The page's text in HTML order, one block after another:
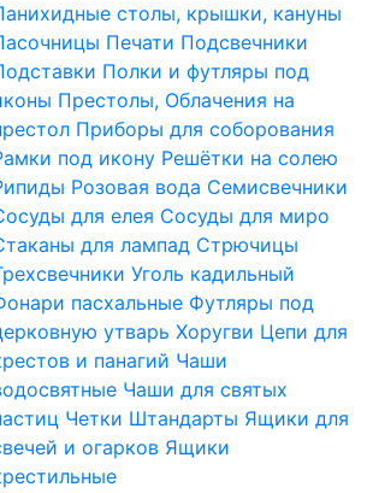
столы, крышки, кануны
Печати Подсвечники
Полки и футляры под
Престолы, Облачения на
Приборы для соборования
под икону Решётки на солею
Розовая вода Семисвечники
для елея Сосуды для миро
для лампад Стрючицы
Уголь кадильный
пасхальные Футляры под
утварь Хоругви Цепи для
и панагий Чаши
Чаши для святых
Четки Штандарты Ящики для
и огарков Ящики